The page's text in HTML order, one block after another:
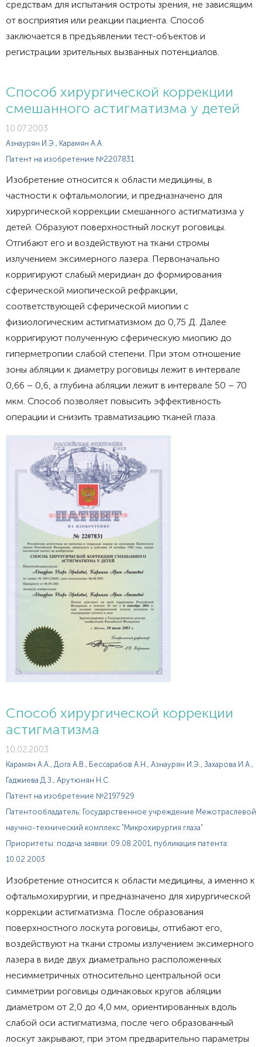
средствам для испытания остроты зрения, не зависящим
от восприятия или реакции пациента. Способ
заключается в предъявлении тест-объектов и
регистрации зрительных вызванных потенциалов.
Способ хирургической коррекции
смешанного астигматизма у детей
10.07.2003
Азнаурян И.Э., Карамян А.А.
Патент на изобретение №2207831
Изобретение относится к области медицины, в
частности к офтальмологии, и предназначено для
хирургической коррекции смешанного астигматизма у
детей. Образуют поверхностный лоскут роговицы.
Отгибают его и воздействуют на ткани стромы
излучением эксимерного лазера. Первоначально
корригируют слабый меридиан до формирования
сферической миопической рефракции,
соответствующей сферической миопии с
физиологическим астигматизмом до 0,75 Д. Далее
корригируют полученную сферическую миопию до
гиперметропии слабой степени. При этом отношение
зоны абляции к диаметру роговицы лежит в интервале
0,66 – 0,6, а глубина абляции лежит в интервале 50 – 70
мкм. Способ позволяет повысить эффективность
операции и снизить травматизацию тканей глаза.
Способ хирургической коррекции
астигматизма
10.02.2003
Карамян А.А., Дога А.В., Бессарабов А.Н., Азнаурян И.Э., Захарова И.А.,
Гаджиева Д.З., Арутюнян Н.С.
Патент на изобретение №2197929
Патентообладатель: Государственное учреждение Межотраслевой
научно-технический комплекс "Микрохирургия глаза"
Приоритеты: подача заявки: 09.08.2001, публикация патента:
10.02.2003
Изобретение относится к области медицины, а именно к
офтальмохирургии, и предназначено для хирургической
коррекции астигматизма. После образования
поверхностного лоскута роговицы, отгибают его,
воздействуют на ткани стромы излучением эксимерного
лазера в виде двух диаметрально расположенных
несимметричных относительно центральной оси
симметрии роговицы одинаковых кругов абляции
диаметром от 2,0 до 4,0 мм, ориентированных вдоль
слабой оси астигматизма, после чего образованный
лоскут закрывают, при этом предварительно параметры